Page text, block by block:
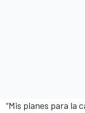
“Mis planes para la